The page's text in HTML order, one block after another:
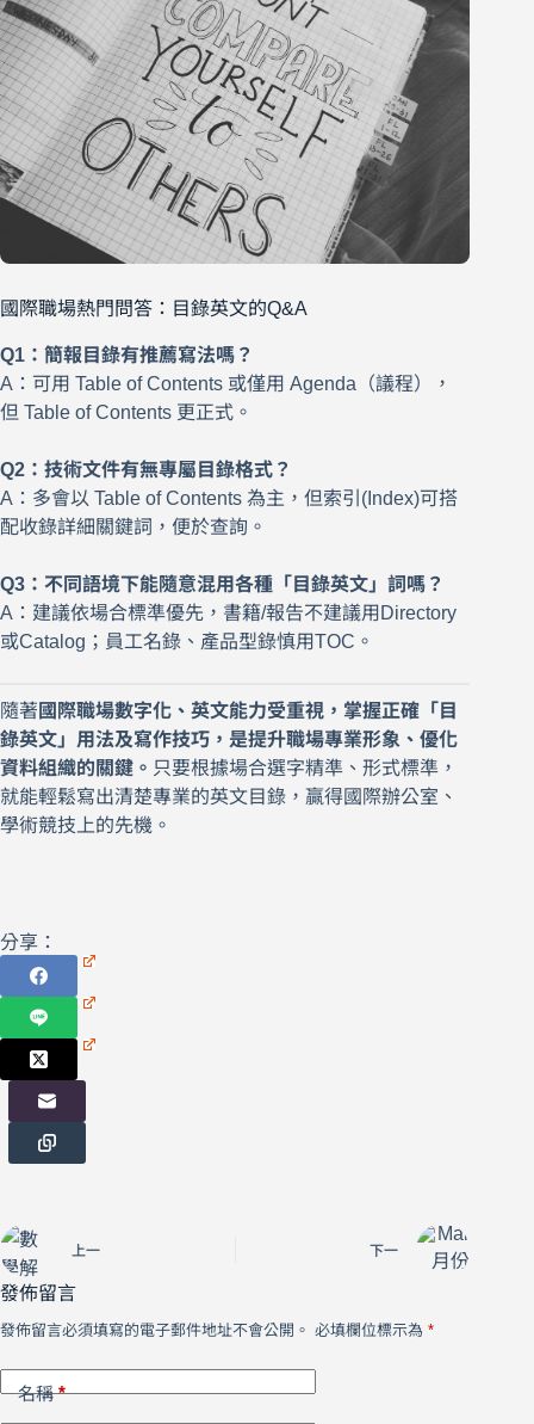
國際職場熱門問答：目錄英文的Q&A
Q1：簡報目錄有推薦寫法嗎？
A：可用 Table of Contents 或僅用 Agenda（議程），
但 Table of Contents 更正式。
Q2：技術文件有無專屬目錄格式？
A：多會以 Table of Contents 為主，但索引(Index)可搭
配收錄詳細關鍵詞，便於查詢。
Q3：不同語境下能隨意混用各種「目錄英文」詞嗎？
A：建議依場合標準優先，書籍/報告不建議用Directory
或Catalog；員工名錄、產品型錄慎用TOC。
隨著 國際職場數字化、英文能力受重視，掌握正確「目
錄英文」用法及寫作技巧，是提升職場專業形象、優化
資料組織的關鍵。 只要根據場合選字精準、形式標準，
就能輕鬆寫出清楚專業的英文目錄，贏得國際辦公室、
學術競技上的先機。
分享：
上一 下一
發佈留言
發佈留言必須填寫的電子郵件地址不會公開。 必填欄位標示為 *
名稱*